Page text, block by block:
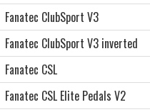
Fanatec ClubSport V3
Fanatec ClubSport V3 inverted
Fanatec CSL
Fanatec CSL Elite Pedals V2